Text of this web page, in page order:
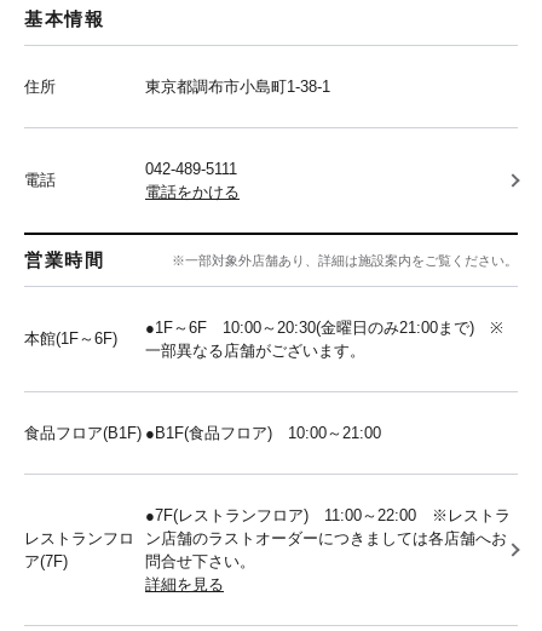
基本情報
住所 東京都調布市小島町1-38-1
電話
042-489-5111
電話をかける
営業時間 ※一部対象外店舗あり、詳細は施設案内をご覧ください。
本館(1F～6F)
●1F～6F 10:00～20:30(金曜日のみ21:00まで) ※
一部異なる店舗がございます。
食品フロア(B1F) ●B1F(食品フロア) 10:00～21:00
レストランフロ
ア(7F)
●7F(レストランフロア) 11:00～22:00 ※レストラ
ン店舗のラストオーダーにつきましては各店舗へお
問合せ下さい。
詳細を見る